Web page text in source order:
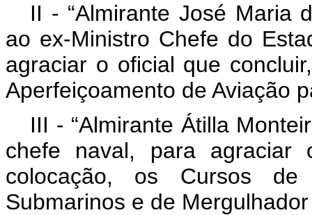
II - “Almirante José Maria
ao ex-Ministro Chefe do
agraciar o oficial que
Aperfeiçoamento de Aviação
III - “Almirante Átilla
chefe naval, para agraciar
colocação, os Cursos de
Submarinos e de